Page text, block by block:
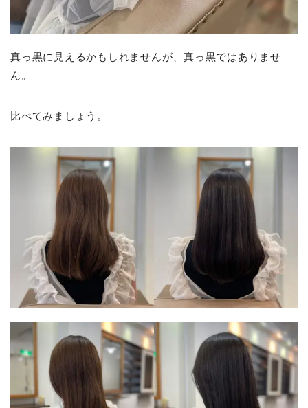
真っ黒に見えるかもしれませんが、真っ黒ではありませ
ん。
比べてみましょう。